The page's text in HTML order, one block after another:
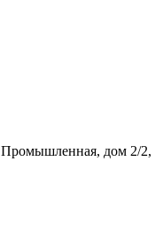
Промышленная, дом 2/2,